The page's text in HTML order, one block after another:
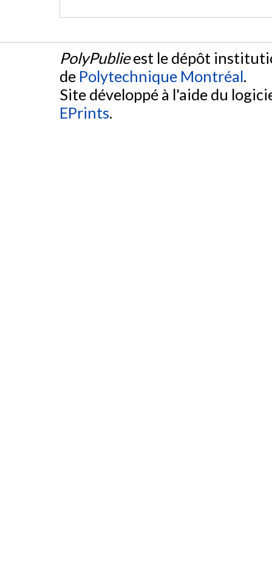
PolyPublieest le dépôt
de Polytechnique Montréal.
Site développé à l'aide du
EPrints.